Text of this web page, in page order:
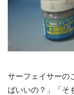
サーフェイサーの
ばいいの？」「そ